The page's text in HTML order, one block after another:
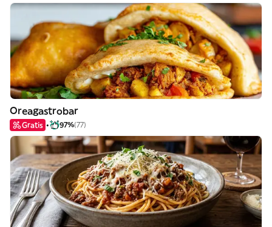
Oreagastrobar
Gratis 97%(77)